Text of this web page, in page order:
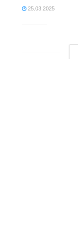
25.03.2025